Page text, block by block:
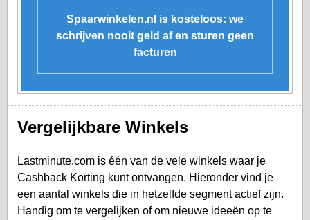
Spaarwinkelen.nl is kosteloos: we
schrijven nooit geld af en sturen geen
facturen
Vergelijkbare Winkels
Lastminute.com is één van de vele winkels waar je
Cashback Korting kunt ontvangen. Hieronder vind je
een aantal winkels die in hetzelfde segment actief zijn.
Handig om te vergelijken of om nieuwe ideeën op te